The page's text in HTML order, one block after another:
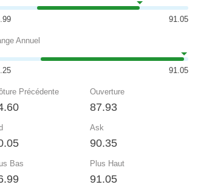
91.05
Annuel
91.05
Précédente Ouverture
87.93
Ask
90.35
Bas Plus Haut
91.05